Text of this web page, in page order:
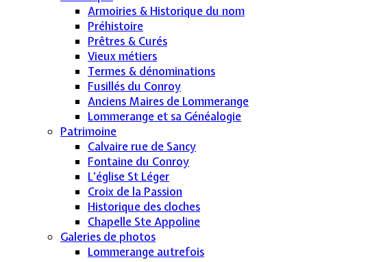
Armoiries & Historique du nom
Préhistoire
Prêtres & Curés
Vieux métiers
Termes & dénominations
Fusillés du Conroy
Anciens Maires de Lommerange
Lommerange et sa Généalogie
Patrimoine
Calvaire rue de Sancy
Fontaine du Conroy
L'église St Léger
Croix de la Passion
Historique des cloches
Chapelle Ste Appoline
Galeries de photos
Lommerange autrefois